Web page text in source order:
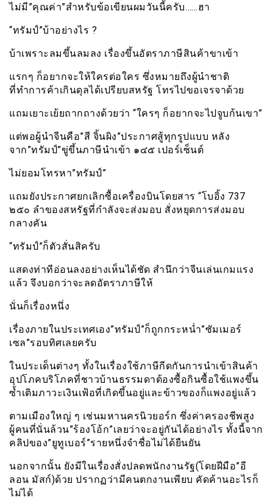
ไม่มี”คุณค่า”สำหรับข้อเขียนผมวันนี้ครับ……ฮา
“ทรัมป์”บ้าอย่างไร ?
บ้าเพราะลมขึ้นลมลง เรื่องขึ้นอัตราภาษีสินค้าขาเข้า
แรกๆ ก็อยากจะให้ใครต่อใคร ซึ่งหมายถึงผู้นำชาติ
ที่ทำการค้าเกินดุลได้เปรียบสหรัฐ โทรไปขอเจรจาด้วย
แถมเยาะเย้ยถากถางด้วยว่า “ใครๆ ก็อยากจะไปจูบก้นเขา”
แต่พอผู้นำจีนคือ”สี จิ้นผิง”ประกาศสู้ทุกรูปแบบ หลัง
จาก”ทรัมป์”ขู่ขึ้นภาษีนำเข้า ๑๔๕ เปอร์เซ็นต์
ไม่ยอมโทรหา”ทรัมป์”
แถมยังประกาศยกเลิกซื้อเครื่องบินโดยสาร “โบอิ้ง 737
๒๕๐ ลำของสหรัฐที่กำลังจะส่งมอบ สั่งหยุดการส่งมอบ
กลางคัน
“ทรัมป์”ก็ตัวสั่นสิครับ
แสดงท่าทีอ่อนลงอย่างเห็นได้ชัด สำนึกว่าจีนเล่นเกมแรง
แล้ว จึงบอกว่าจะลดอัตราภาษีให้
นั่นก็เรื่องหนึ่ง
เรื่องภายในประเทศเอง”ทรัมป์”ก็ถูกกระหน่ำ”ซัมเมอร์
เซล”รอบทิศเลยครับ
ในประเด็นต่างๆ ทั้งในเรื่องใช้ภาษีกีดกันการนำเข้าสินค้า
อุปโภคบริโภคที่ชาวบ้านธรรมดาต้องซื้อกินซื้อใช้แพงขึ้น
ซ้ำเติมภาวะเงินเฟ้อที่เกิดขึ้นอยู่และข้าวของก็แพงอยู่แล้ว
ตามเมืองใหญ่ ๆ เช่นมหานครนิวยอร์ก ซึ่งค่าครองชีพสูง
ผู้คนที่นั่นล้วน”ร้องโอ้ก”เลยว่าจะอยู่กันได้อย่างไร ทั้งนี้จาก
คลิปของ”ยูทูเบอร์”รายหนึ่งจำชื่อไม่ได้ยืนยัน
นอกจากนั้น ยังมีในเรื่องสั่งปลดพนักงานรัฐ(โดยฝีมือ”อี
ลอน มัสก์)ด้วย ปรากฏว่ามีคนตกงานเพียบ คัดค้านอะไรก็
ไม่ได้